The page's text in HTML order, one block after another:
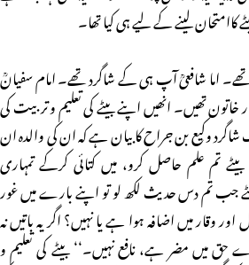
لینے کے لیے ہی کیا تھا۔
اما شافعیؒ آپ ہی کے شاگرد تھے۔ امام سفیانؒ
خاتون تھیں۔ انھیں اپنے بیٹے کی تعلیم و تربیت کی
وکیع بن جراح کا بیان ہے کہ ان کی والدہ ان
تم علم حاصل کرو، میں کتائی کرکے تمہاری
جب تم دس حدیث لکھ لو تو اپنے بارے میں غور
وقار میں اضافہ ہوا ہے یا نہیں؟ اگر یہ باتیں نہ
حق میں مضر ہے، نافع نہیں۔‘‘ بیٹے کی تعلیم و